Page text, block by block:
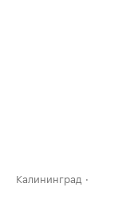
Калининград